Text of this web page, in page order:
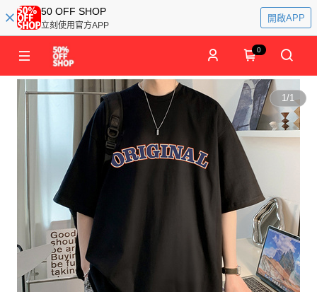
50 OFF SHOP
立刻使用官方APP
開啟APP
0
1/1